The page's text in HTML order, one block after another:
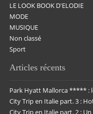
LE LOOK BOOK D'ELODIE
MODE
MUSIQUE
Non classé
Sport
Articles récents
Park Hyatt Mallorca ***** :
City Trip en Italie part. 3 :
City Trip en Italie part. 2 :